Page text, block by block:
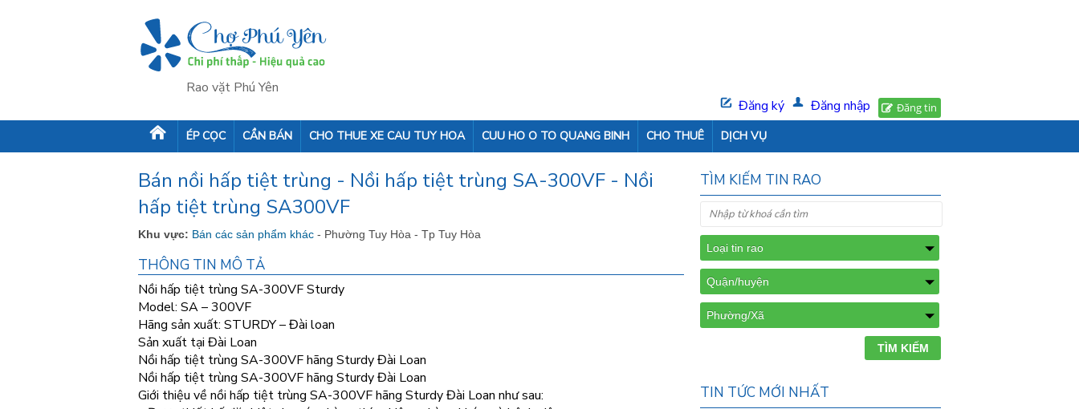
Rao vặt Phú Yên
Đăng tin
Đăng nhập
Đăng ký
ÉP CỌC CẦN BÁN CHO THUE XE CAU TUY HOA CUU HO O TO QUANG BINH CHO THUÊ DỊCH VỤ
Bán nồi hấp tiệt trùng - Nồi hấp tiệt trùng SA-300VF - Nồi
hấp tiệt trùng SA300VF
Khu vực: Bán các sản phẩm khác - Phường Tuy Hòa - Tp Tuy Hòa
THÔNG TIN MÔ TẢ
Nồi hấp tiệt trùng SA-300VF Sturdy
Model: SA – 300VF
Hãng sản xuất: STURDY – Đài loan
Sản xuất tại Đài Loan
Nồi hấp tiệt trùng SA-300VF hãng Sturdy Đài Loan
Nồi hấp tiệt trùng SA-300VF hãng Sturdy Đài Loan
Giới thiệu về nồi hấp tiệt trùng SA-300VF hãng Sturdy Đài Loan như sau:
TÌM KIẾM TIN RAO
TIN TỨC MỚI NHẤT